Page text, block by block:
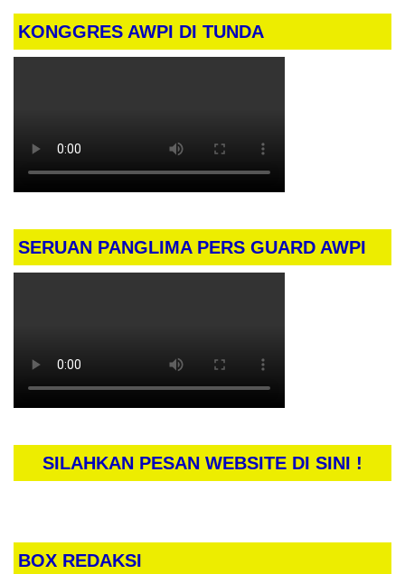
KONGGRES AWPI DI TUNDA
SERUAN PANGLIMA PERS GUARD AWPI
SILAHKAN PESAN WEBSITE DI SINI !
BOX REDAKSI